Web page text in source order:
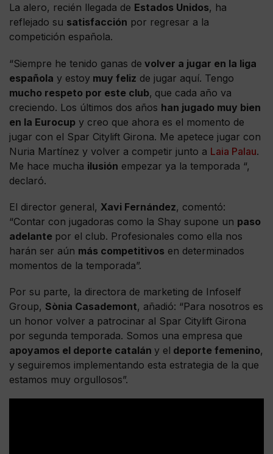
La alero, recién llegada de Estados Unidos, ha
reflejado su satisfacción por regresar a la
competición española.
“Siempre he tenido ganas de volver a jugar en la liga
española y estoy muy feliz de jugar aquí. Tengo
mucho respeto por este club, que cada año va
creciendo. Los últimos dos años han jugado muy bien
en la Eurocup y creo que ahora es el momento de
jugar con el Spar Citylift Girona. Me apetece jugar con
Nuria Martínez y volver a competir junto a Laia Palau.
Me hace mucha ilusión empezar ya la temporada “,
declaró.
El director general, Xavi Fernández, comentó:
“Contar con jugadoras como la Shay supone un paso
adelante por el club. Profesionales como ella nos
harán ser aún más competitivos en determinados
momentos de la temporada”.
Por su parte, la directora de marketing de Infoself
Group, Sònia Casademont, añadió: “Para nosotros es
un honor volver a patrocinar al Spar Citylift Girona
por segunda temporada. Somos una empresa que
apoyamos el deporte catalán y el deporte femenino,
y seguiremos implementando esta estrategia de la que
estamos muy orgullosos”.